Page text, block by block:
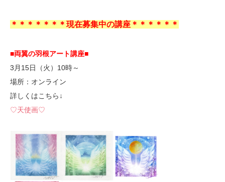
＊＊＊＊＊＊＊現在募集中の講座＊＊＊＊＊＊
■両翼の羽根アート講座■
3月15日（火）10時～
場所：オンライン
詳しくはこちら↓
♡天使画♡